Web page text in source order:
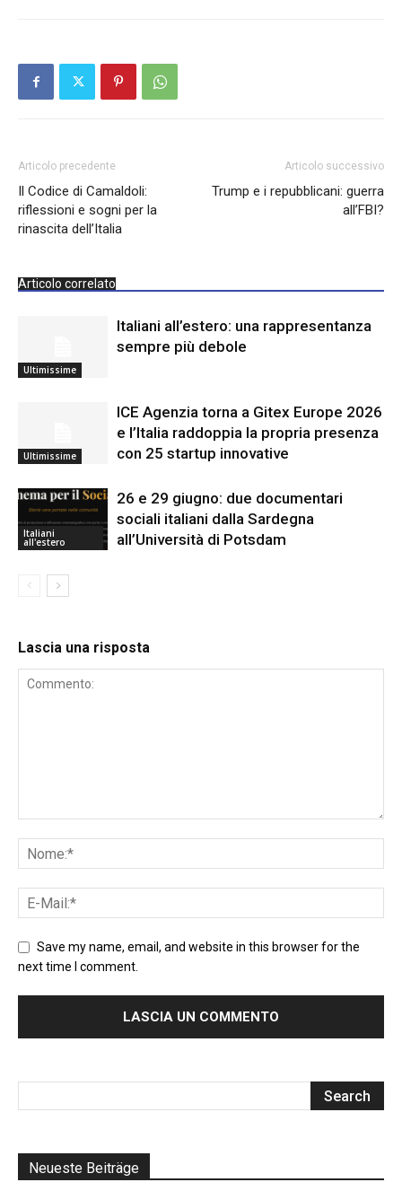
Articolo precedente
Il Codice di Camaldoli:
riflessioni e sogni per la
rinascita dell’Italia
Articolo successivo
Trump e i repubblicani: guerra
all’FBI?
Articolo correlato
Ultimissime
Italiani all’estero: una rappresentanza
sempre più debole
Ultimissime
ICE Agenzia torna a Gitex Europe 2026
e l’Italia raddoppia la propria presenza
con 25 startup innovative
Italiani
all'estero
26 e 29 giugno: due documentari
sociali italiani dalla Sardegna
all’Università di Potsdam
Lascia una risposta
Save my name, email, and website in this browser for the
next time I comment.
Neueste Beiträge